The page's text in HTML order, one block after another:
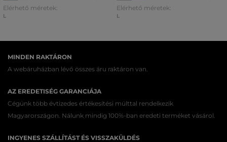
Elérhető méretek:
L
Elérhető méretek:
L
MINDEN RAKTÁRON
A webáruházban lévő összes áru raktáron van.
AZ EREDETISÉG GARANCIÁJA
Cégünk több évtizedes értékesítési múlttal rendelkezik
Magyarországon. Nálunk mindig 100%-ban eredeti terméket vásárol.
INGYENES SZÁLLÍTÁST ÉS VISSZAKÜLDÉS